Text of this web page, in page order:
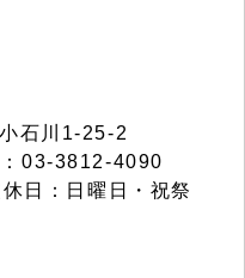
石川1-25-2
03-3812-4090
日：日曜日・祝祭